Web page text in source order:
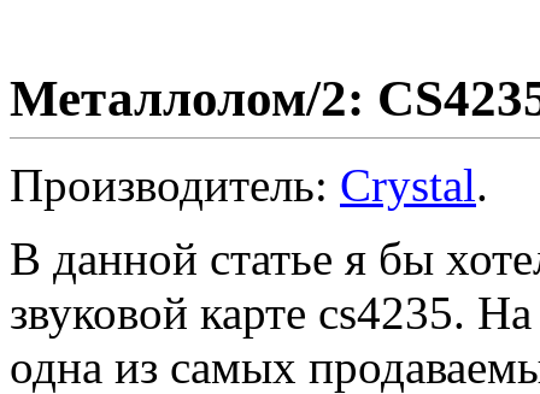
Металлолом/2:
Производитель: Crystal.
В данной статье я бы
звуковой карте cs4235.
одна из самых